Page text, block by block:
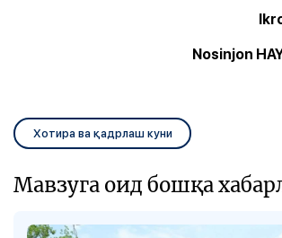
Nosinjon
Хотира ва қадрлаш куни
Мавзуга оид бошқа